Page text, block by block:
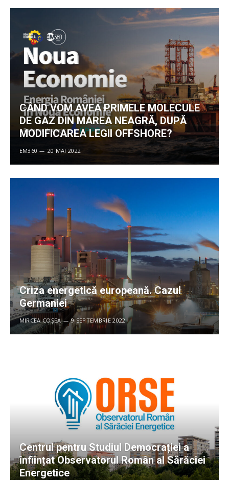
CÂND VOM AVEA PRIMELE MOLECULE
DE GAZ DIN MAREA NEAGRĂ, DUPĂ
MODIFICAREA LEGII OFFSHORE?
EM360 20 MAI 2022
Criza energetică europeană. Cazul
Germaniei
MIRCEA COȘEA 9 SEPTEMBRIE 2022
Centrul pentru Studiul Democrației a
înființat Observatorul Român al Sărăciei
Energetice